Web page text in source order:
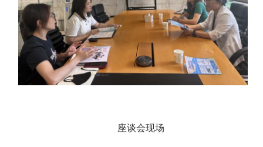
座谈会现场